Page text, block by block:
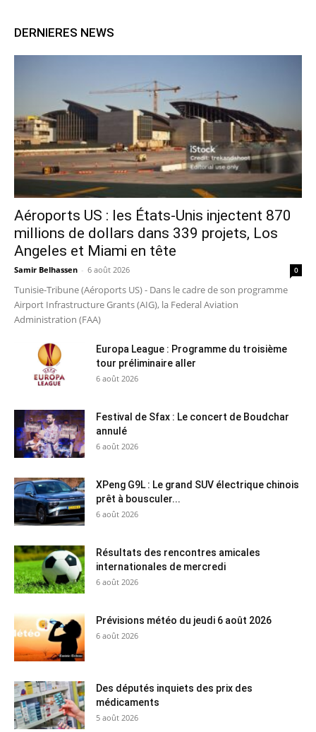
DERNIERES NEWS
Aéroports US : les États-Unis injectent 870
millions de dollars dans 339 projets, Los
Angeles et Miami en tête
Samir Belhassen - 6 août 2026 0
Tunisie-Tribune (Aéroports US) - Dans le cadre de son programme
Airport Infrastructure Grants (AIG), la Federal Aviation
Administration (FAA)
Europa League : Programme du troisième
tour préliminaire aller
6 août 2026
Festival de Sfax : Le concert de Boudchar
annulé
6 août 2026
XPeng G9L : Le grand SUV électrique chinois
prêt à bousculer...
6 août 2026
Résultats des rencontres amicales
internationales de mercredi
6 août 2026
Prévisions météo du jeudi 6 août 2026
6 août 2026
Des députés inquiets des prix des
médicaments
5 août 2026